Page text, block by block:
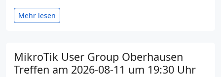
Mehr lesen
MikroTik User Group Oberhausen
Treffen am 2026-08-11 um 19:30 Uhr